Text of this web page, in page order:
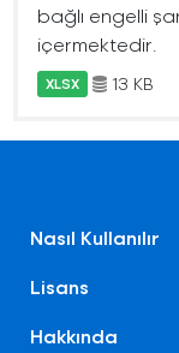
bağlı engelli
içermektedir.
XLSX 13 KB
Nasıl Kullanılır
Lisans
Hakkında